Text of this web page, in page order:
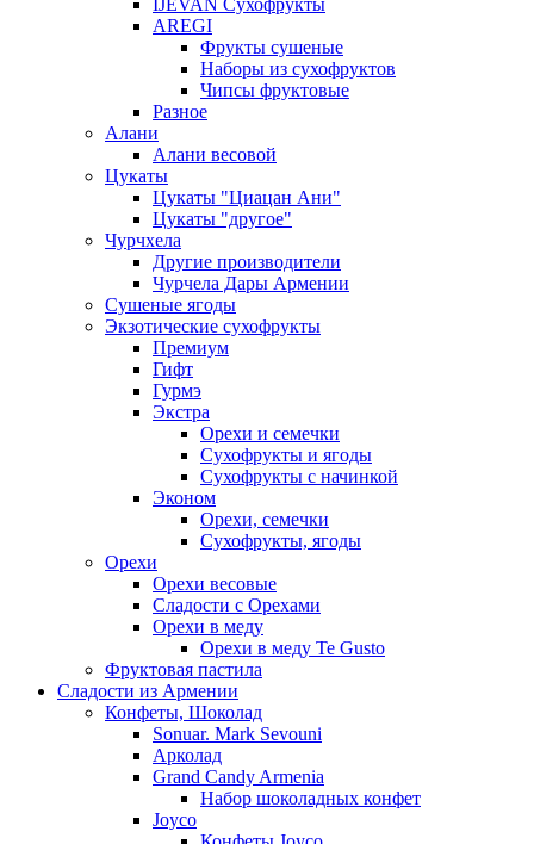
IJEVAN Сухофрукты
AREGI
Фрукты сушеные
Наборы из сухофруктов
Чипсы фруктовые
Разное
Алани
Алани весовой
Цукаты
Цукаты "Циацан Ани"
Цукаты "другое"
Чурчхела
Другие производители
Чурчела Дары Армении
Сушеные ягоды
Экзотические сухофрукты
Премиум
Гифт
Гурмэ
Экстра
Орехи и семечки
Сухофрукты и ягоды
Сухофрукты с начинкой
Эконом
Орехи, семечки
Сухофрукты, ягоды
Орехи
Орехи весовые
Сладости с Орехами
Орехи в меду
Орехи в меду Te Gusto
Фруктовая пастила
Сладости из Армении
Конфеты, Шоколад
Sonuar. Mark Sevouni
Арколад
Grand Candy Armenia
Набор шоколадных конфет
Joyco